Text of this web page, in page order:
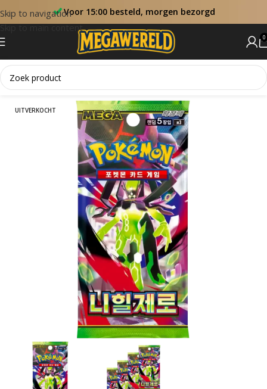
Skip to navigation
Skip to main content
Voor 15:00 besteld, morgen bezorgd
0
Home Booster Packs
UITVERKOCHT